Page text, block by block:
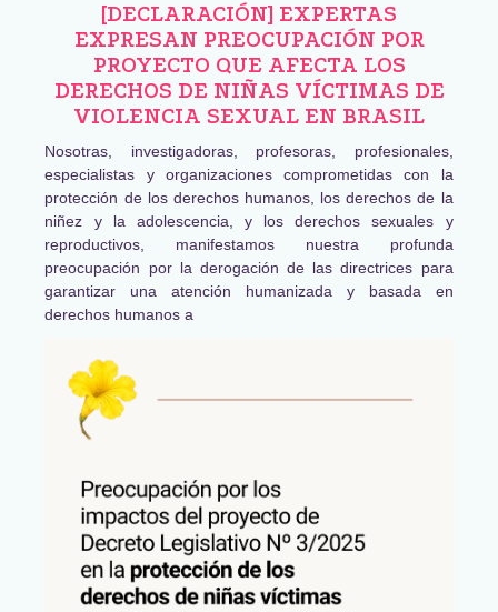
[DECLARACIÓN] EXPERTAS
EXPRESAN PREOCUPACIÓN POR
PROYECTO QUE AFECTA LOS
DERECHOS DE NIÑAS VÍCTIMAS DE
VIOLENCIA SEXUAL EN BRASIL
Nosotras, investigadoras, profesoras, profesionales,
especialistas y organizaciones comprometidas con la
protección de los derechos humanos, los derechos de la
niñez y la adolescencia, y los derechos sexuales y
reproductivos, manifestamos nuestra profunda
preocupación por la derogación de las directrices para
garantizar una atención humanizada y basada en
derechos humanos a